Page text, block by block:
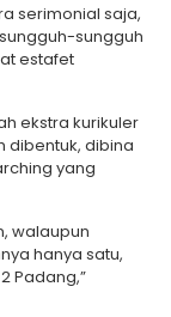
serimonial saja,
sungguh
estafet
ekstra kurikuler
dibentuk, dibina
yang
walaupun
hanya satu,
Padang,”